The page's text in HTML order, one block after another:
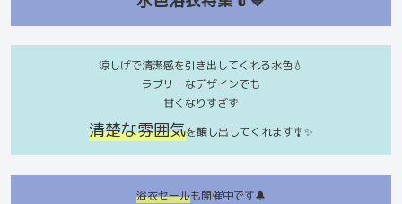
涼しげで清潔感を引き出してくれる水色💧
ラブリーなデザインでも
甘くなりすぎず
清楚な雰囲気を醸し出してくれます🎐✨
浴衣セールも開催中です🔔